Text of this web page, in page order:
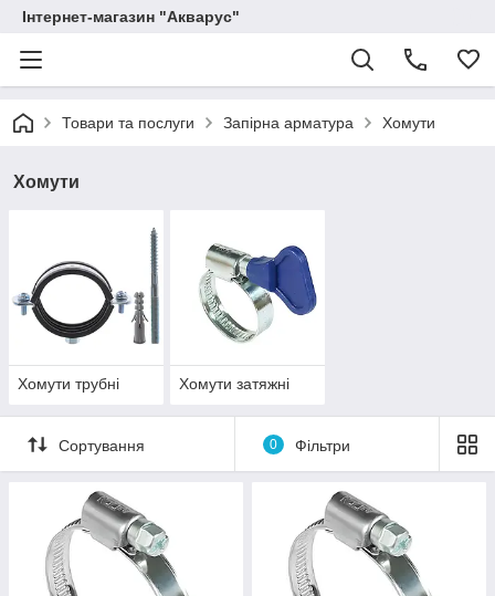
Інтернет-магазин "Акварус"
Товари та послуги Запірна арматура Хомути
Хомути
Хомути трубні Хомути затяжні
Сортування 0 Фільтри